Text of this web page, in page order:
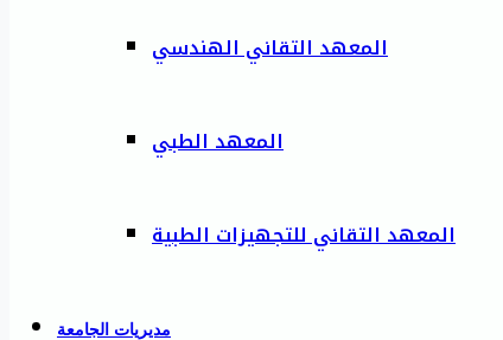
المعهد التقاني الهندسي
المعهد الطبي
المعهد التقاني للتجهيزات الطبية
مديريات الجامعة